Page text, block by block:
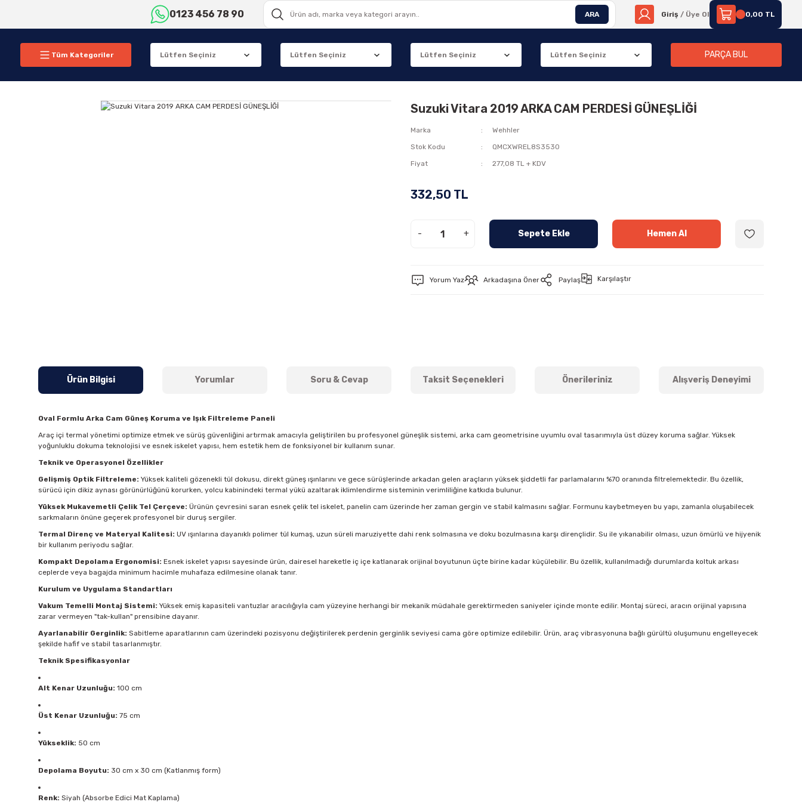
0123 456 78 90 ARA Giriş / Üye Ol 0,00 TL
Tüm Kategoriler PARÇA BUL
Suzuki Vitara 2019 ARKA CAM PERDESİ GÜNEŞLİĞİ
Marka
Wehhler
Stok Kodu
QMCXWREL8S3530
Fiyat
277,08 TL + KDV
332,50 TL
- + Sepete Ekle Hemen Al
Yorum Yaz Arkadaşına Öner Paylaş Karşılaştır
Ürün Bilgisi Yorumlar Soru & Cevap Taksit Seçenekleri Önerileriniz Alışveriş Deneyimi
Oval Formlu Arka Cam Güneş Koruma ve Işık Filtreleme Paneli
Araç içi termal yönetimi optimize etmek ve sürüş güvenliğini artırmak amacıyla geliştirilen bu profesyonel güneşlik sistemi, arka cam geometrisine uyumlu oval tasarımıyla üst düzey koruma sağlar. Yüksek
yoğunluklu dokuma teknolojisi ve esnek iskelet yapısı, hem estetik hem de fonksiyonel bir kullanım sunar.
Teknik ve Operasyonel Özellikler
Gelişmiş Optik Filtreleme: Yüksek kaliteli gözenekli tül dokusu, direkt güneş ışınlarını ve gece sürüşlerinde arkadan gelen araçların yüksek şiddetli far parlamalarını %70 oranında filtrelemektedir. Bu özellik,
sürücü için dikiz aynası görünürlüğünü korurken, yolcu kabinindeki termal yükü azaltarak iklimlendirme sisteminin verimliliğine katkıda bulunur.
Yüksek Mukavemetli Çelik Tel Çerçeve: Ürünün çevresini saran esnek çelik tel iskelet, panelin cam üzerinde her zaman gergin ve stabil kalmasını sağlar. Formunu kaybetmeyen bu yapı, zamanla oluşabilecek
sarkmaların önüne geçerek profesyonel bir duruş sergiler.
Termal Direnç ve Materyal Kalitesi: UV ışınlarına dayanıklı polimer tül kumaş, uzun süreli maruziyette dahi renk solmasına ve doku bozulmasına karşı dirençlidir. Su ile yıkanabilir olması, uzun ömürlü ve hijyenik
bir kullanım periyodu sağlar.
Kompakt Depolama Ergonomisi: Esnek iskelet yapısı sayesinde ürün, dairesel hareketle iç içe katlanarak orijinal boyutunun üçte birine kadar küçülebilir. Bu özellik, kullanılmadığı durumlarda koltuk arkası
ceplerde veya bagajda minimum hacimle muhafaza edilmesine olanak tanır.
Kurulum ve Uygulama Standartları
Vakum Temelli Montaj Sistemi: Yüksek emiş kapasiteli vantuzlar aracılığıyla cam yüzeyine herhangi bir mekanik müdahale gerektirmeden saniyeler içinde monte edilir. Montaj süreci, aracın orijinal yapısına
zarar vermeyen "tak-kullan" prensibine dayanır.
Ayarlanabilir Gerginlik: Sabitleme aparatlarının cam üzerindeki pozisyonu değiştirilerek perdenin gerginlik seviyesi cama göre optimize edilebilir. Ürün, araç vibrasyonuna bağlı gürültü oluşumunu engelleyecek
şekilde hafif ve stabil tasarlanmıştır.
Teknik Spesifikasyonlar
Alt Kenar Uzunluğu: 100 cm
Üst Kenar Uzunluğu: 75 cm
Yükseklik: 50 cm
Depolama Boyutu: 30 cm x 30 cm (Katlanmış form)
Renk: Siyah (Absorbe Edici Mat Kaplama)